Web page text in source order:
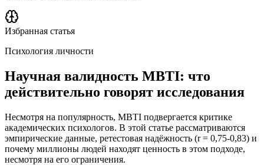
Избранная статья
Психология личности
Научная валидность MBTI: что
действительно говорят исследования
Несмотря на популярность, MBTI подвергается критике
академических психологов. В этой статье рассматриваются
эмпирические данные, ретестовая надёжность (r = 0,75-0,83) и
почему миллионы людей находят ценность в этом подходе,
несмотря на его ограничения.